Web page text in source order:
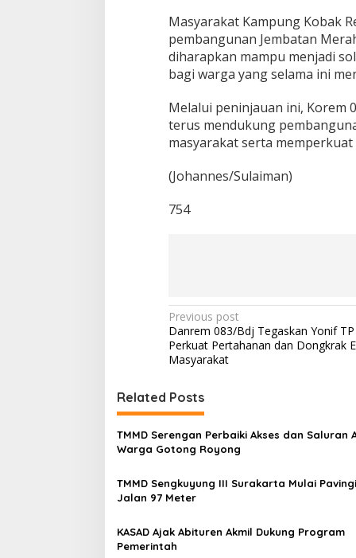
T
e
g
a
s
a
n
H
a
I
Masyarakat Kampung Kobak
pembangunan Jembatan
diharapkan mampu menjadi
bagi warga yang selama ini
Melalui peninjauan ini, Korem
terus mendukung
masyarakat serta
(Johannes/Sulaiman)
754
P
o
s
t
n
a
v
i
g
a
t
Previous post
Danrem 083/Bdj Tegaskan Yonif
Perkuat Pertahanan dan Dongkrak
Masyarakat
Related Posts
TMMD Serengan Perbaiki Akses dan Saluran
Warga Gotong Royong
TMMD Sengkuyung III Surakarta Mulai
Jalan 97 Meter
KASAD Ajak Abituren Akmil Dukung Program
Pemerintah